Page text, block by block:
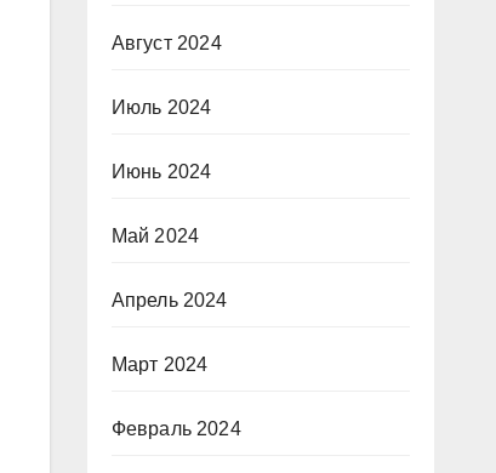
Август 2024
Июль 2024
Июнь 2024
Май 2024
Апрель 2024
Март 2024
Февраль 2024